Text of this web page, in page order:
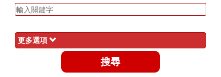
更多選項